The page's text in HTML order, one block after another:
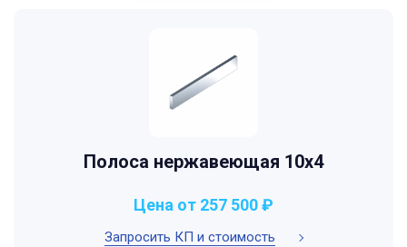
Полоса нержавеющая 10х4
Запросить КП и стоимость
Цена от 257 500 ₽